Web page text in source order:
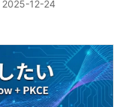
2025-12-24